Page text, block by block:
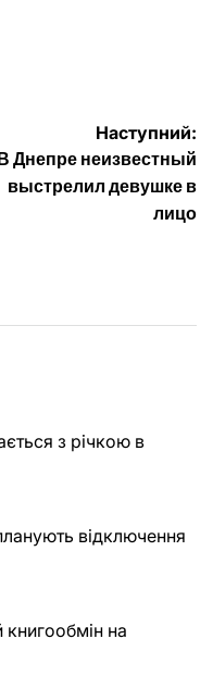
Наступний:
Днепре неизвестный
выстрелил девушке в
лицо
з річкою в
відключення
книгообмін на